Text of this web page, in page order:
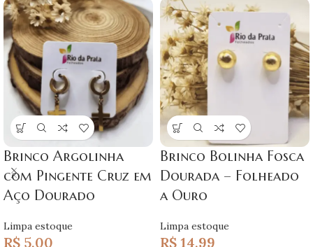
Brinco Argolinha
com Pingente Cruz em
Aço Dourado
Limpa estoque
R$ 5,00
Brinco Bolinha Fosca
Dourada – Folheado
a Ouro
Limpa estoque
R$ 14,99